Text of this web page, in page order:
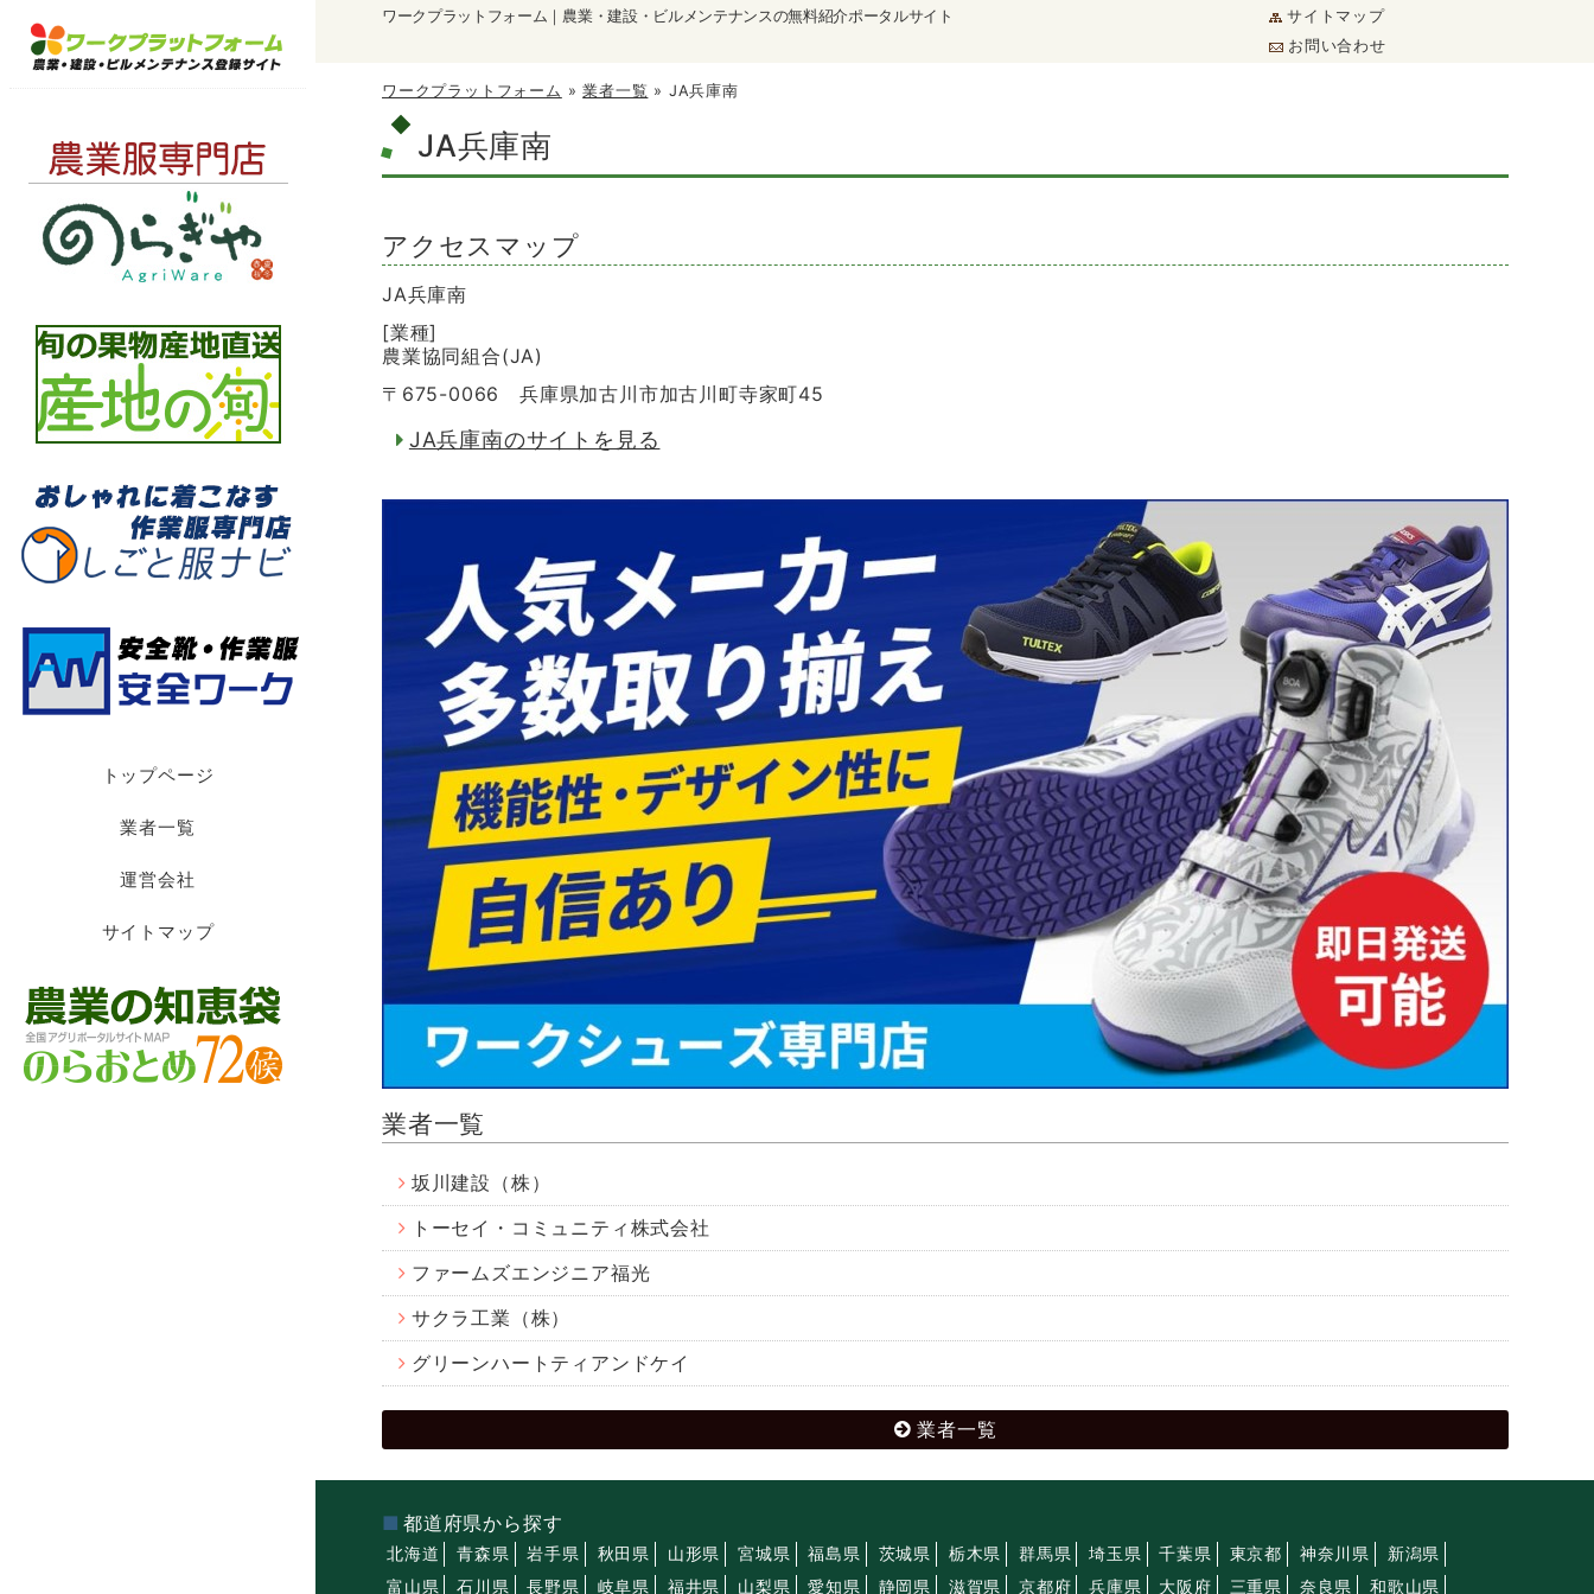
ワークプラットフォーム｜農業・建設・ビルメンテナンスの無料紹介ポータルサイト
サイトマップ
お問い合わせ
トップページ
業者一覧
運営会社
サイトマップ
ワークプラットフォーム »業者一覧 » JA兵庫南
JA兵庫南
アクセスマップ
JA兵庫南
[業種]
農業協同組合(JA)
〒675-0066 兵庫県加古川市加古川町寺家町45
JA兵庫南のサイトを見る
業者一覧
坂川建設（株）
トーセイ・コミュニティ株式会社
ファームズエンジニア福光
サクラ工業（株）
グリーンハートティアンドケイ
業者一覧
都道府県から探す
北海道 青森県 岩手県 秋田県 山形県 宮城県 福島県 茨城県 栃木県 群馬県 埼玉県 千葉県 東京都 神奈川県
新潟県
富山県
石川県 長野県 岐阜県 福井県 山梨県 愛知県 静岡県 滋賀県 京都府 兵庫県 大阪府 三重県 奈良県 和歌山県